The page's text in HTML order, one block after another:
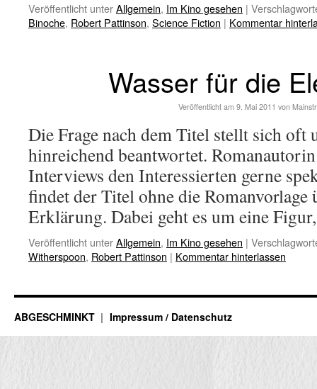
Veröffentlicht unterAllgemein, Im Kino gesehen |
Binoche, Robert Pattinson, Science Fiction | Kommentar
Wasser für die
Veröffentlicht am 9. Mai 2011 von
Die Frage nach dem Titel stellt sich oft
hinreichend beantwortet.
Interviews den Interessierten gerne
findet der Titel ohne die Romanvorlage
Erklärung. Dabei geht es um eine
Veröffentlicht unterAllgemein, Im Kino gesehen |
Witherspoon, Robert Pattinson | Kommentar hinterlassen
ABGESCHMINKT Impressum / Datenschutz